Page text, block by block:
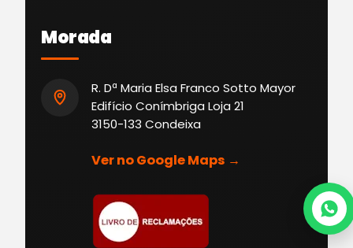
Morada
R. Dª Maria Elsa Franco Sotto Mayor
Edifício Conímbriga Loja 21
3150-133 Condeixa
Ver no Google Maps →